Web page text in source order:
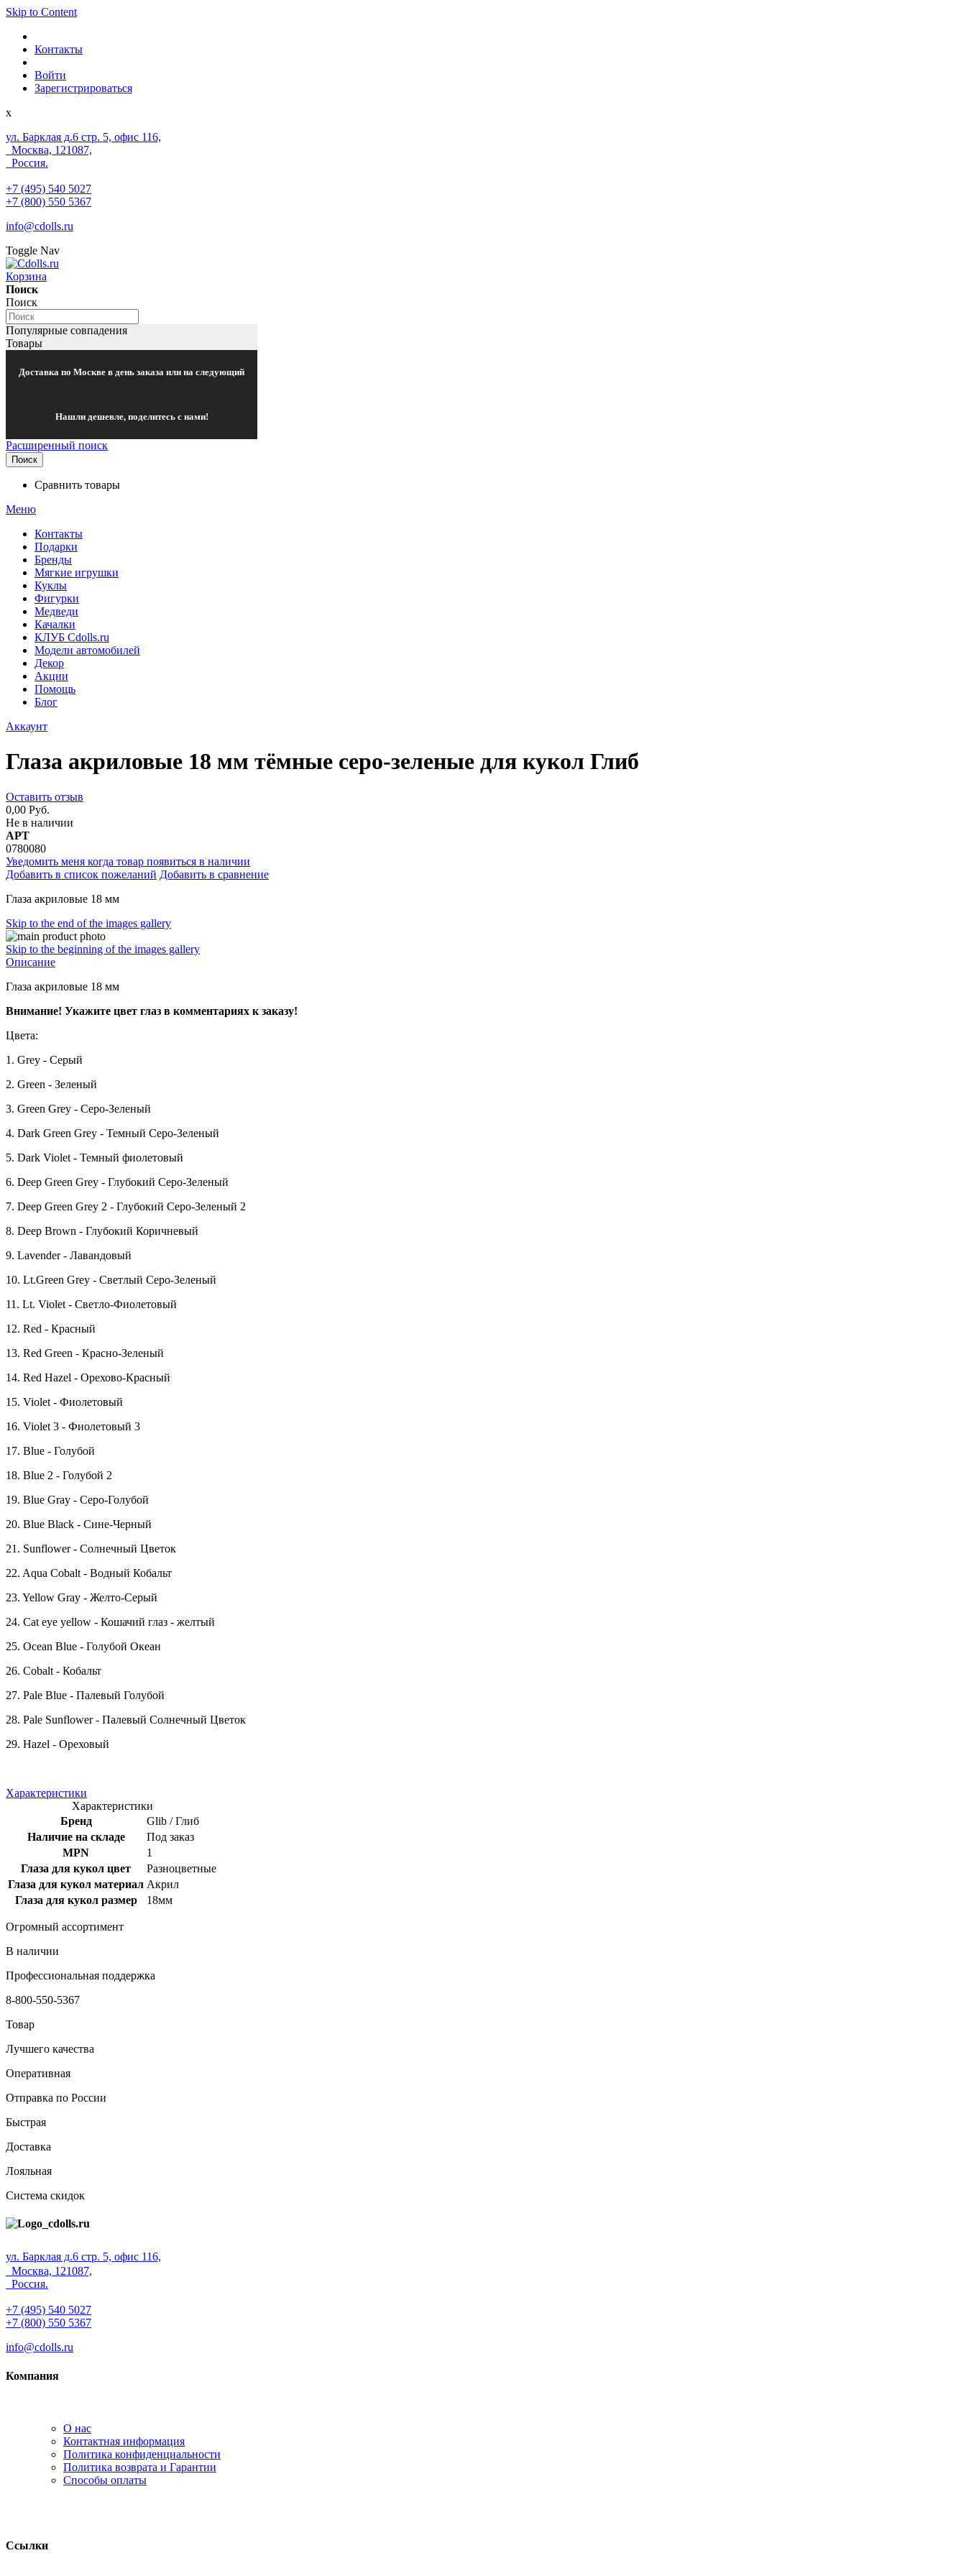
Skip to Content
Контакты
Войти
Зарегистрироваться
x
ул. Барклая д.6 стр. 5, офис 116,
Москва, 121087,
Россия.
+7 (495) 540 5027
+7 (800) 550 5367
info@cdolls.ru
Toggle Nav
Корзина
Поиск
Поиск
Популярные совпадения
Товары
Доставка по Москве в день заказа или на следующий
Нашли дешевле, поделитесь с нами!
Расширенный поиск
Поиск
Сравнить товары
Меню
Контакты
Подарки
Бренды
Мягкие игрушки
Куклы
Фигурки
Медведи
Качалки
КЛУБ Cdolls.ru
Модели автомобилей
Декор
Акции
Помощь
Блог
Аккаунт
Глаза акриловые 18 мм тёмные серо-зеленые для кукол Глиб
Оставить отзыв
0,00 Руб.
Не в наличии
АРТ
0780080
Уведомить меня когда товар появиться в наличии
Добавить в список пожеланий Добавить в сравнение
Глаза акриловые 18 мм
Skip to the end of the images gallery
Skip to the beginning of the images gallery
Описание
Глаза акриловые 18 мм
Внимание! Укажите цвет глаз в комментариях к заказу!
Цвета:
1. Grey - Серый
2. Green - Зеленый
3. Green Grey - Серо-Зеленый
4. Dark Green Grey - Темный Серо-Зеленый
5. Dark Violet - Темный фиолетовый
6. Deep Green Grey - Глубокий Серо-Зеленый
7. Deep Green Grey 2 - Глубокий Серо-Зеленый 2
8. Deep Brown - Глубокий Коричневый
9. Lavender - Лавандовый
10. Lt.Green Grey - Светлый Серо-Зеленый
11. Lt. Violet - Светло-Фиолетовый
12. Red - Красный
13. Red Green - Красно-Зеленый
14. Red Hazel - Орехово-Красный
15. Violet - Фиолетовый
16. Violet 3 - Фиолетовый 3
17. Blue - Голубой
18. Blue 2 - Голубой 2
19. Blue Gray - Серо-Голубой
20. Blue Black - Сине-Черный
21. Sunflower - Солнечный Цветок
22. Aqua Cobalt - Водный Кобальт
23. Yellow Gray - Желто-Серый
24. Cat eye yellow - Кошачий глаз - желтый
25. Ocean Blue - Голубой Океан
26. Cobalt - Кобальт
27. Pale Blue - Палевый Голубой
28. Pale Sunflower - Палевый Солнечный Цветок
29. Hazel - Ореховый
Характеристики
Характеристики
Бренд
Glib / Глиб
Наличие на складе
Под заказ
MPN
1
Глаза для кукол цвет
Разноцветные
Глаза для кукол материал Акрил
Глаза для кукол размер
18мм
Огромный ассортимент
В наличии
Профессиональная поддержка
8-800-550-5367
Товар
Лучшего качества
Оперативная
Отправка по России
Быстрая
Доставка
Лояльная
Система скидок
ул. Барклая д.6 стр. 5, офис 116,
Москва, 121087,
Россия.
+7 (495) 540 5027
+7 (800) 550 5367
info@cdolls.ru
Компания
О нас
Контактная информация
Политика конфиденциальности
Политика возврата и Гарантии
Способы оплаты
Ссылки